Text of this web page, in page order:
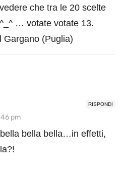
che tra le 20 scelte
… votate votate 13.
Gargano (Puglia)
RISPONDI
pm
bella bella…in effetti,